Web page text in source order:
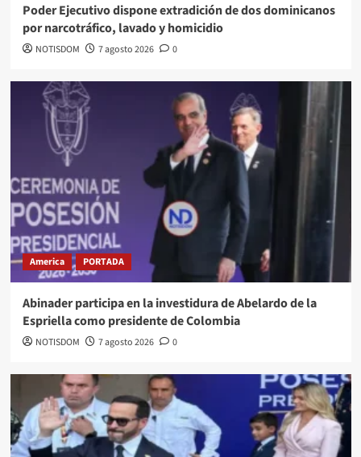
Poder Ejecutivo dispone extradición de dos dominicanos
por narcotráfico, lavado y homicidio
NOTISDOM 7 agosto 2026 0
America PORTADA
Abinader participa en la investidura de Abelardo de la
Espriella como presidente de Colombia
NOTISDOM 7 agosto 2026 0